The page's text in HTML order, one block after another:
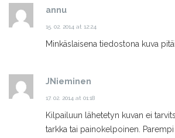
annu
15. 02. 2014 at 12:24
Minkäslaisena tiedostona kuva
JNieminen
17. 02. 2014 at 01:18
Kilpailuun lähetetyn kuvan ei
tarkka tai painokelpoinen.